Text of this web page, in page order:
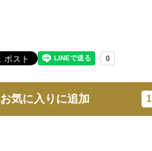
お気に入りに追加